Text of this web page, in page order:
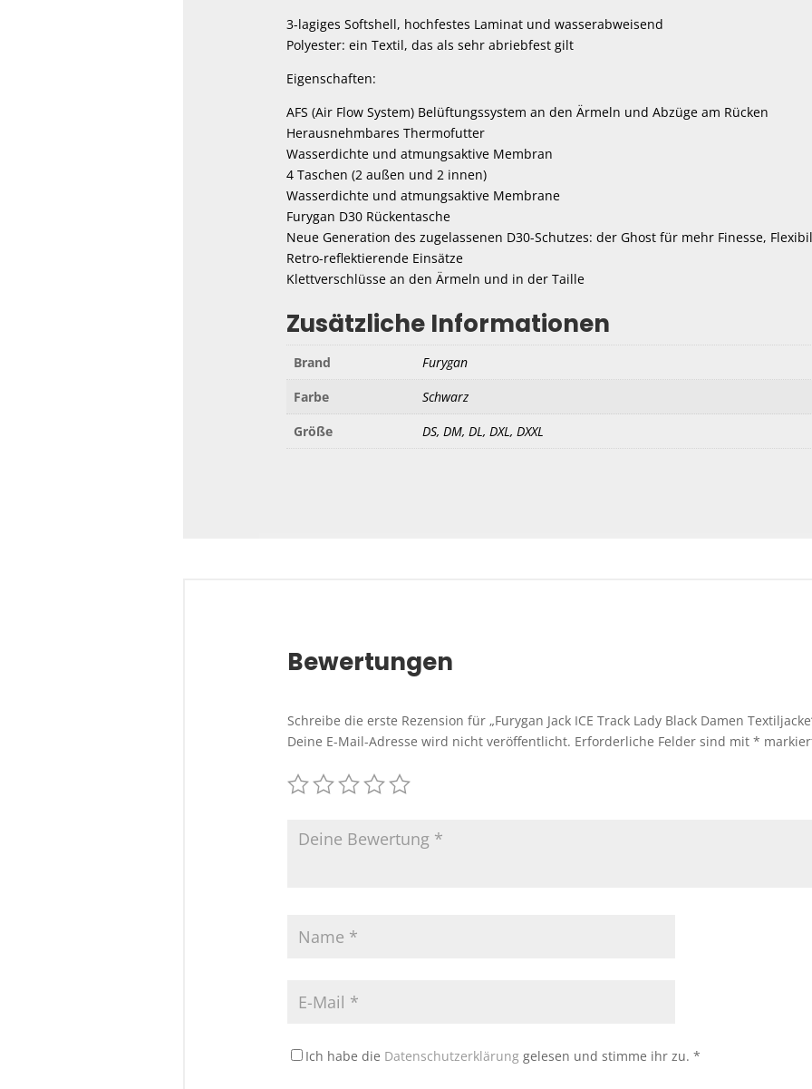
3-lagiges Softshell, hochfestes Laminat und wasserabweisend
Polyester: ein Textil, das als sehr abriebfest gilt
Eigenschaften:
AFS (Air Flow System) Belüftungssystem an den Ärmeln und Abzüge am Rücken
Herausnehmbares Thermofutter
Wasserdichte und atmungsaktive Membran
4 Taschen (2 außen und 2 innen)
Wasserdichte und atmungsaktive Membrane
Furygan D30 Rückentasche
Neue Generation des zugelassenen D30-Schutzes: der Ghost für mehr Finesse,
Retro-reflektierende Einsätze
Klettverschlüsse an den Ärmeln und in der Taille
Zusätzliche Informationen
Brand
Furygan
Farbe
Schwarz
Größe
DS, DM, DL, DXL, DXXL
Bewertungen
Schreibe die erste Rezension für „Furygan Jack ICE Track Lady Black Damen
Deine E-Mail-Adresse wird nicht veröffentlicht. Erforderliche Felder sind mit*
Ich habe die Datenschutzerklärung gelesen und stimme ihr zu. *